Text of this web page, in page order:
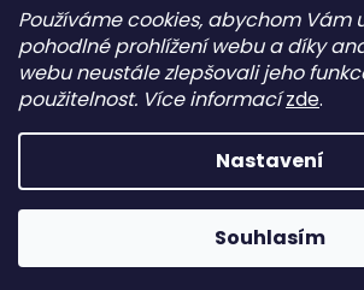
Používáme cookies, abychom Vám
pohodlné prohlížení webu a díky
webu neustále zlepšovali jeho
použitelnost. Více informací zde.
Nastavení
Souhlasím
Máme stále otevřeno 😊 Google aktuálně